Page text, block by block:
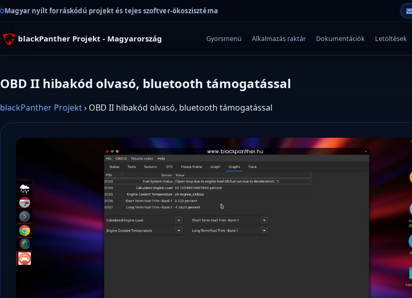
Magyar nyílt forráskódú projekt és tejes szoftver-ökoszisztéma
blackPanther Projekt - Magyarország Gyorsmenü Alkalmazás raktár Dokumentációk Letöltések
OBD II hibakód olvasó, bluetooth támogatással
blackPanther Projekt› OBD II hibakód olvasó, bluetooth támogatással